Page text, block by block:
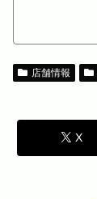
店舗情報
X